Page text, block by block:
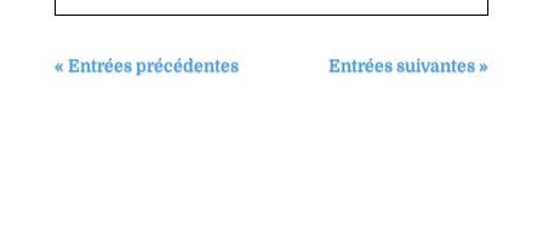
« Entrées précédentes Entrées suivantes »